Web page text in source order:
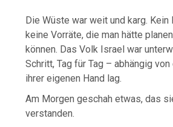
Die Wüste war weit und karg. Kein
keine Vorräte, die man hätte
können. Das Volk Israel war
Schritt, Tag für Tag – abhängig
ihrer eigenen Hand lag.
Am Morgen geschah etwas, das
verstanden.